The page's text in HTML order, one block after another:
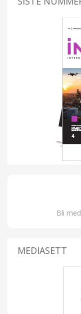
Bli
MEDIASETT